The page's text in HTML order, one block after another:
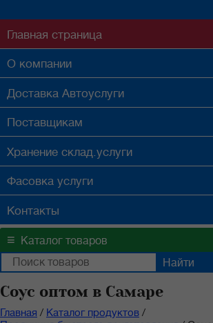
Главная страница
О компании
Доставка Автоуслуги
Поставщикам
Хранение склад.услуги
Фасовка услуги
Контакты
≡ Каталог товаров
Соус оптом в Самаре
Главная / Каталог продуктов /